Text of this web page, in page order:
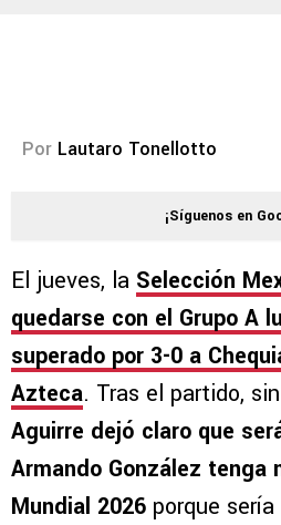
Por Lautaro Tonellotto
¡Síguenos en
El jueves, la Selección
quedarse con el Grupo A
superado por 3-0 a
Azteca. Tras el partido,
Aguirre dejó claro que
Armando González tenga
Mundial 2026 porque